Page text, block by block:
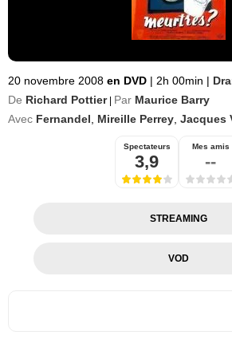
20 novembre 2008 en DVD | 2h 00min |
De Richard Pottier Par Maurice Barry
Avec Fernandel Mireille Perrey Jacques
Spectateurs
3,9
Mes amis
--
STREAMING
VOD